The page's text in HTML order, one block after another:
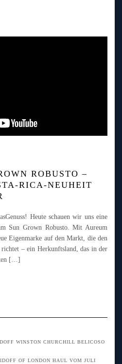
ROBUSTO –
RICA-NEUHEIT
Heute schauen wir uns eine
Sun Grown Robusto. Mit Aureum
Eigenmarke auf den Markt, die den
– ein Herkunftsland, das in der
[…]
WINSTON CHURCHILL BELICOSO
OF LONDON HAUL VOM JULI